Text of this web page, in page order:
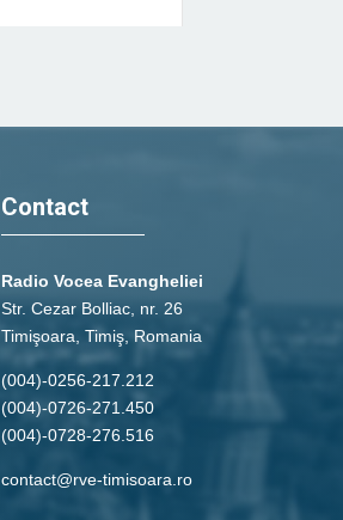
Contact
Radio Vocea Evangheliei
Str. Cezar Bolliac, nr. 26
Timişoara, Timiş, Romania
(004)-0256-217.212
(004)-0726-271.450
(004)-0728-276.516
contact@rve-timisoara.ro